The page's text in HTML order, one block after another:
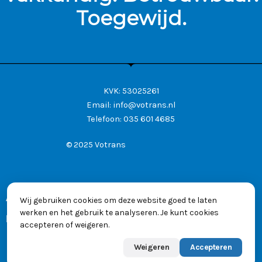
Toegewijd.
KVK: 53025261
Email: info@votrans.nl
Telefoon: 035 601 4685
© 2025 Votrans
Algemene voorwaarden
Privacyverklaring
Wij gebruiken cookies om deze website goed te laten
werken en het gebruik te analyseren. Je kunt cookies
accepteren of weigeren.
Weigeren Accepteren